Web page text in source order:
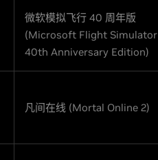
微软模拟飞行 40 周年版
(Microsoft Flight Simulator
40th Anniversary Edition)
凡间在线 (Mortal Online 2)